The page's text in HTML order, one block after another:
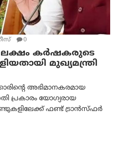
0
ലക്ഷം കർഷകരുടെ
മുഖ്യമന്ത്രി
അഭിമാനകരമായ
പ്രകാരം യോഗ്യരായ
ഫണ്ട് ട്രാൻസ്ഫർ